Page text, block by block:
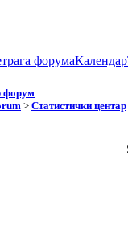
форумаКалендар
форум
> Статистички центар